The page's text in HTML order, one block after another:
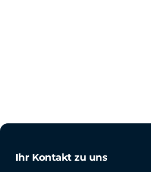
Ihr Kontakt zu uns